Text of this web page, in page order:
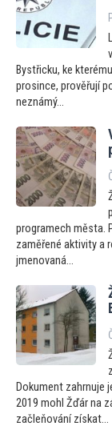
Bystřicku, ke
prosince, prověřují
neznámý...
programech města.
zaměřené aktivity a
jmenovaná...
Dokument zahrnuje
2019 mohl Žďár na
začleňování získat...